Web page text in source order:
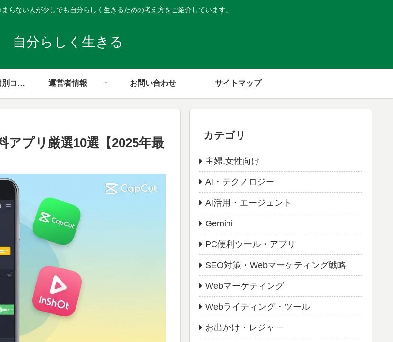
らない人が少しでも自分らしく生きるための考え方をご紹介しています。
自分らしく生きる
アフィリエイト個別コンサル 運営者情報 お問い合わせ サイトマップ
アプリ厳選10選【2025年最
カテゴリ
主婦,女性向け
AI・テクノロジー
AI活用・エージェント
Gemini
PC便利ツール・アプリ
SEO対策・Webマーケティング戦略
Webマーケティング
Webライティング・ツール
お出かけ・レジャー